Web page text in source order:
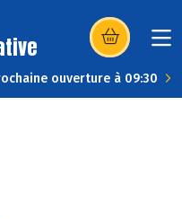
(s’ouvre dans
ouverture à 09:30